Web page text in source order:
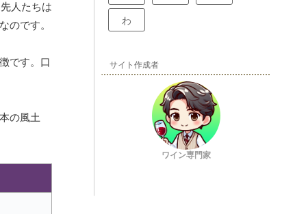
人たちは
のです。
です。口
の風土
わ
サイト作成者
ワイン専門家